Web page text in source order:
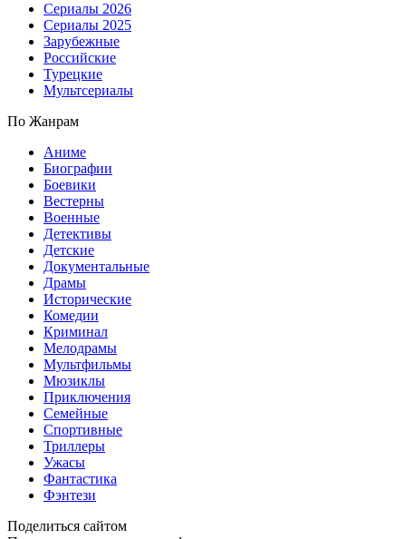
Сериалы 2026
Сериалы 2025
Зарубежные
Российские
Турецкие
Мультсериалы
По Жанрам
Аниме
Биографии
Боевики
Вестерны
Военные
Детективы
Детские
Документальные
Драмы
Исторические
Комедии
Криминал
Мелодрамы
Мультфильмы
Мюзиклы
Приключения
Семейные
Спортивные
Триллеры
Ужасы
Фантастика
Фэнтези
Поделиться сайтом